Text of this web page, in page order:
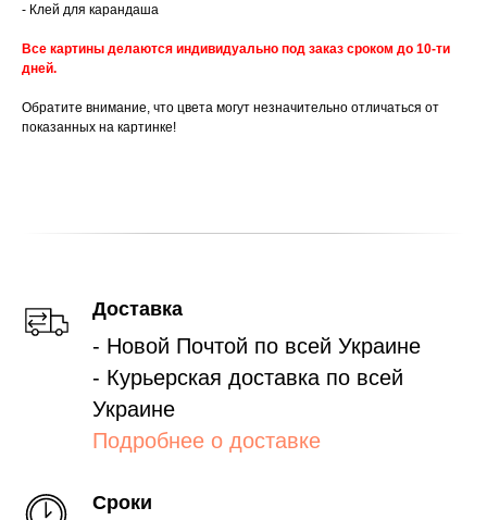
- Клей для карандаша
Все картины делаются индивидуально под заказ сроком до 10-ти
дней.
Обратите внимание, что цвета могут незначительно отличаться от
показанных на картинке!
Доставка
- Новой Почтой по всей Украине
- Курьерская доставка по всей
Украине
Подробнее о доставке
Сроки